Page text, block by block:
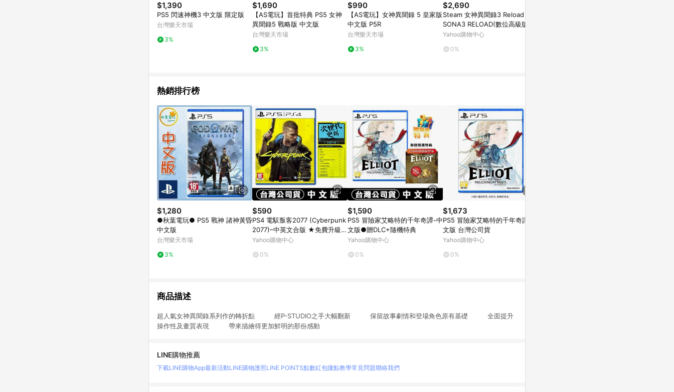
$1,390
PS5 閃速神機3 中文版 限定版
台灣樂天市場
3%
$1,690
【AS電玩】首批特典 PS5 女神
異聞錄5 戰略版 中文版
台灣樂天市場
3%
$990
【AS電玩】女神異聞錄 5 皇家版
中文版 P5R
台灣樂天市場
3%
$2,690
Steam 女神異聞錄3 Reload PER
SONA3 RELOAD(數位高級版 啟
動序號)
Yahoo購物中心
0%
熱銷排行榜
$1,280
●秋葉電玩● PS5 戰神 諸神黃昏
中文版
台灣樂天市場
3%
$590
PS4 電馭叛客2077 (Cyberpunk
2077)–中英文合版 ★免費升級P
S5版
Yahoo購物中心
0%
$1,590
PS5 冒險家艾略特的千年奇譚-中
文版●贈DLC+隨機特典
Yahoo購物中心
0%
$1,673
PS5 冒險家艾略特的千年奇譚 中
文版 台灣公司貨
Yahoo購物中心
0%
商品描述
超人氣女神異聞錄系列作的轉折點 經P-STUDIO之手大幅翻新 保留故事劇情和登場角色原有基礎 全面提升
操作性及畫質表現 帶來描繪得更加鮮明的那份感動
LINE購物推薦
下載LINE購物App最新活動LINE購物護照LINE POINTS點數紅包賺點教學常見問題聯絡我們